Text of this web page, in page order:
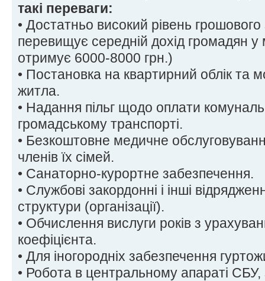
такі переваги:
• Достатньо високий рівень
перевищує середній дохід громадян у
отримує 6000-8000 грн.)
• Постановка на квартирний облік та
житла.
• Надання пільг щодо оплати
громадському транспорті.
• Безкоштовне медичне
членів їх сімей.
• Санаторно-курортне забезпечення.
• Службові закордонні і інші
структури (організації).
• Обчислення вислуги років з
коефіцієнта.
• Для іногородніх забезпечення
• Робота в центральному апараті